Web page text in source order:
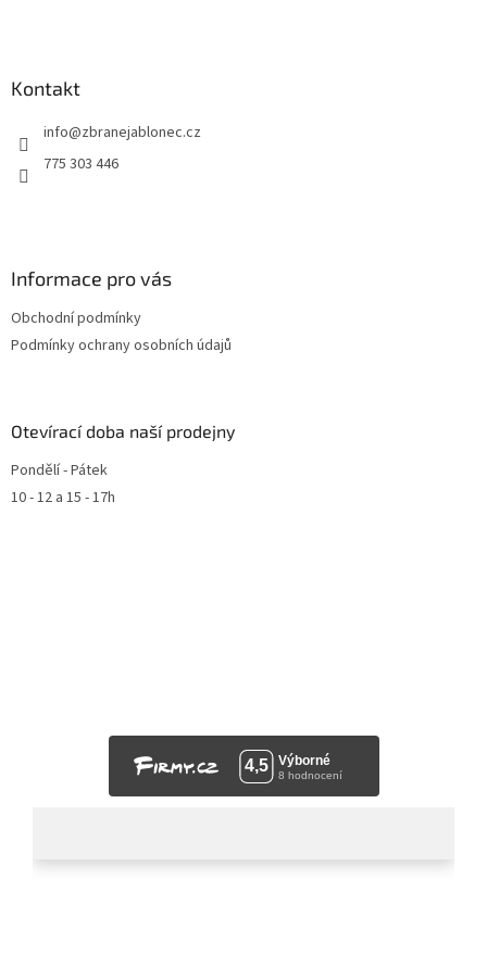
Kontakt
info@zbranejablonec.cz
775 303 446
Informace pro vás
Obchodní podmínky
Podmínky ochrany osobních údajů
Otevírací doba naší prodejny
Pondělí - Pátek
10 - 12 a 15 - 17h